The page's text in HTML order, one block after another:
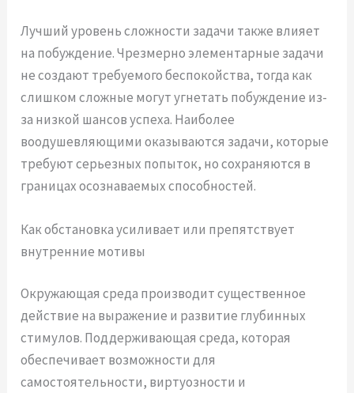
Лучший уровень сложности задачи также влияет
на побуждение. Чрезмерно элементарные задачи
не создают требуемого беспокойства, тогда как
слишком сложные могут угнетать побуждение из-
за низкой шансов успеха. Наиболее
воодушевляющими оказываются задачи, которые
требуют серьезных попыток, но сохраняются в
границах осознаваемых способностей.
Как обстановка усиливает или препятствует
внутренние мотивы
Окружающая среда производит существенное
действие на выражение и развитие глубинных
стимулов. Поддерживающая среда, которая
обеспечивает возможности для
самостоятельности, виртуозности и